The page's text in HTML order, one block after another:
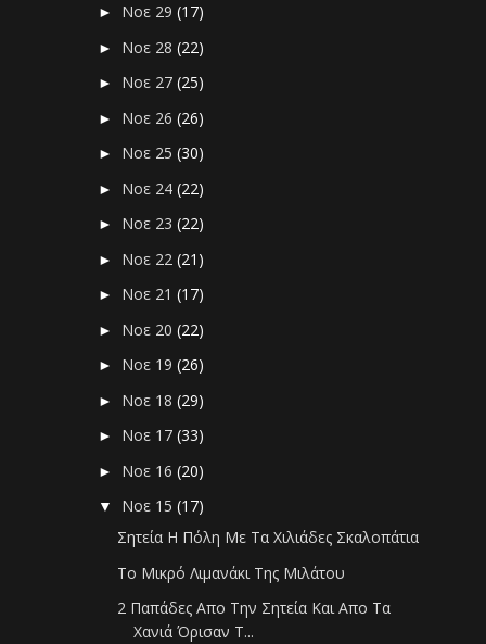
► Νοε 29(17)
► Νοε 28(22)
► Νοε 27(25)
► Νοε 26(26)
► Νοε 25(30)
► Νοε 24(22)
► Νοε 23(22)
► Νοε 22(21)
► Νοε 21(17)
► Νοε 20(22)
► Νοε 19(26)
► Νοε 18(29)
► Νοε 17(33)
► Νοε 16(20)
▼ Νοε 15(17)
Σητεία Η Πόλη Με Τα Χιλιάδες Σκαλοπάτια
Το Μικρό Λιμανάκι Της Μιλάτου
2 Παπάδες Απο Την Σητεία Και Απο Τα
Χανιά Όρισαν Τ...